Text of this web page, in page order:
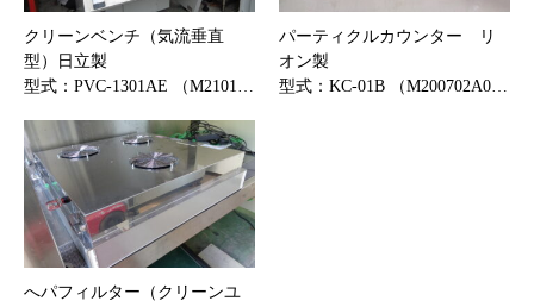
クリーンベンチ（気流垂直
型）日立製
型式：PVC-1301AE （M2101…
パーティクルカウンター リ
オン製
型式：KC-01B （M200702A0…
へパフィルター（クリーンユ